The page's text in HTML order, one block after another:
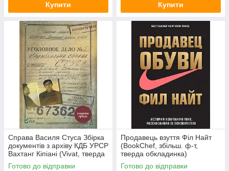
Купити Купити
Справа Василя Стуса Збірка
документів з архіву КДБ УРСР
Вахтанг Кіпіані (Vivat, тверда
обкладинка)
Готово до відправки
Продавець взуття Філ Найт
(BookChef, збільш. ф-т,
тверда обкладинка)
Готово до відправки